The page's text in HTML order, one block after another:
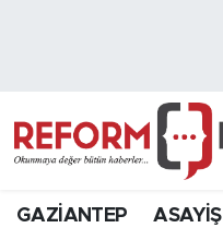
GAZİANTEP ASAYİŞ
Hava Durumu